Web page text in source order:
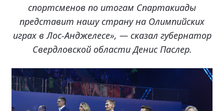
спортсменов по итогам Спартакиады
представит нашу страну на Олимпийских
играх в Лос-Анджелесе», — сказал губернатор
Свердловской области Денис Паслер.